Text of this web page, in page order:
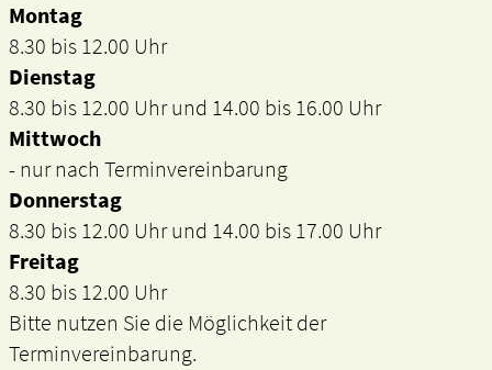
Montag
8.30 bis 12.00 Uhr
Dienstag
8.30 bis 12.00 Uhr und 14.00 bis 16.00 Uhr
Mittwoch
- nur nach Terminvereinbarung
Donnerstag
8.30 bis 12.00 Uhr und 14.00 bis 17.00 Uhr
Freitag
8.30 bis 12.00 Uhr
Bitte nutzen Sie die Möglichkeit der
Terminvereinbarung.